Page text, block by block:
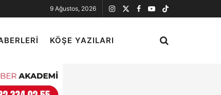
9 Ağustos, 2026
KÖŞE YAZILARI